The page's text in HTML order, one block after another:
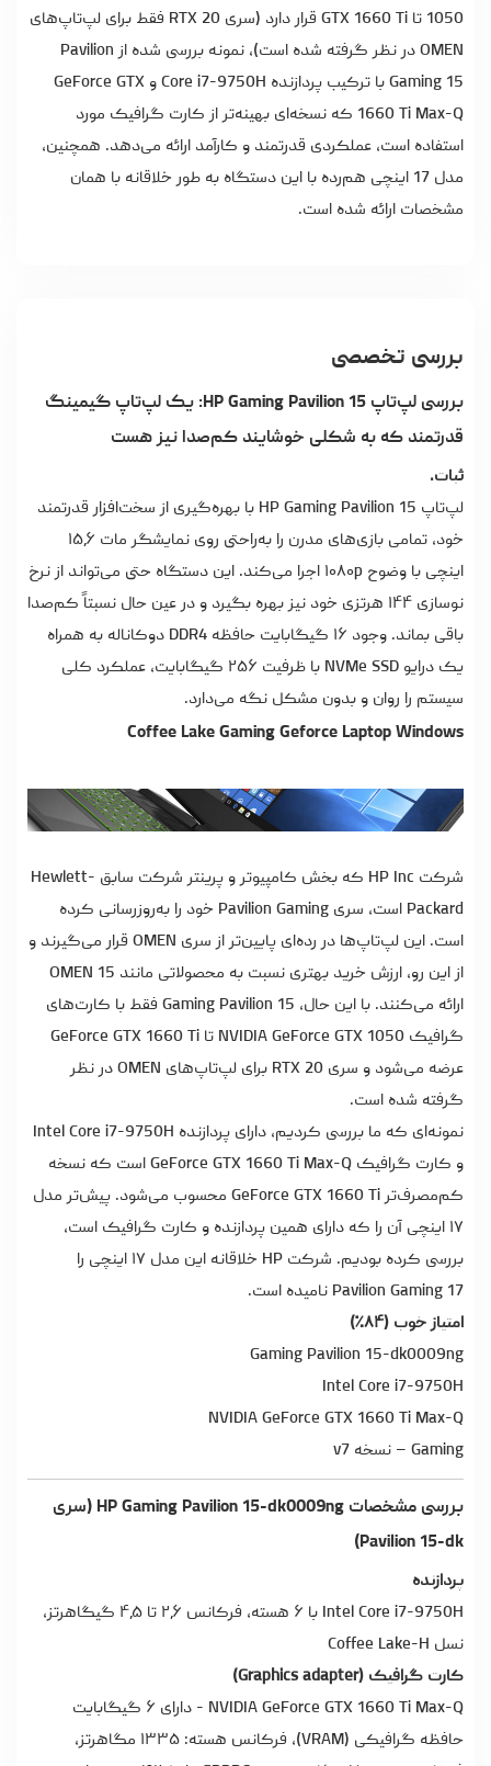
1050 تا GTX 1660 Ti قرار دارد (سری RTX 20 فقط برای لپ‌تاپ‌های
OMEN در نظر گرفته شده است)، نمونه بررسی شده از Pavilion
Gaming 15 با ترکیب پردازنده Core i7-9750H و GeForce GTX
1660 Ti Max-Q که نسخه‌ای بهینه‌تر از کارت گرافیک مورد
استفاده است، عملکردی قدرتمند و کارآمد ارائه می‌دهد. همچنین،
مدل 17 اینچی هم‌رده با این دستگاه به طور خلاقانه با همان
مشخصات ارائه شده است.
بررسی تخصصی
بررسی لپ‌تاپ HP Gaming Pavilion 15: یک لپ‌تاپ گیمینگ
قدرتمند که به شکلی خوشایند کم‌صدا نیز هست
ثبات.
لپ‌تاپ HP Gaming Pavilion 15 با بهره‌گیری از سخت‌افزار قدرتمند
خود، تمامی بازی‌های مدرن را به‌راحتی روی نمایشگر مات ۱۵٫۶
اینچی با وضوح ۱۰۸۰p اجرا می‌کند. این دستگاه حتی می‌تواند از نرخ
نوسازی ۱۴۴ هرتزی خود نیز بهره بگیرد و در عین حال نسبتاً کم‌صدا
باقی بماند. وجود ۱۶ گیگابایت حافظه DDR4 دوکاناله به همراه
یک درایو NVMe SSD با ظرفیت ۲۵۶ گیگابایت، عملکرد کلی
سیستم را روان و بدون مشکل نگه می‌دارد.
Coffee Lake Gaming Geforce Laptop Windows
شرکت HP Inc که بخش کامپیوتر و پرینتر شرکت سابق Hewlett-
Packard است، سری Pavilion Gaming خود را به‌روزرسانی کرده
است. این لپ‌تاپ‌ها در رده‌ای پایین‌تر از سری OMEN قرار می‌گیرند و
از این رو، ارزش خرید بهتری نسبت به محصولاتی مانند OMEN 15
ارائه می‌کنند. با این حال، Gaming Pavilion 15 فقط با کارت‌های
گرافیک NVIDIA GeForce GTX 1050 تا GeForce GTX 1660 Ti
عرضه می‌شود و سری RTX 20 برای لپ‌تاپ‌های OMEN در نظر
گرفته شده است.
نمونه‌ای که ما بررسی کردیم، دارای پردازنده Intel Core i7-9750H
و کارت گرافیک GeForce GTX 1660 Ti Max-Q است که نسخه
کم‌مصرف‌تر GeForce GTX 1660 Ti محسوب می‌شود. پیش‌تر مدل
۱۷ اینچی آن را که دارای همین پردازنده و کارت گرافیک است،
بررسی کرده بودیم. شرکت HP خلاقانه این مدل ۱۷ اینچی را
Pavilion Gaming 17 نامیده است.
امتیاز خوب (۸۴٪)
Gaming Pavilion 15-dk0009ng
Intel Core i7-9750H
NVIDIA GeForce GTX 1660 Ti Max-Q
Gaming – نسخه v7
بررسی مشخصات HP Gaming Pavilion 15-dk0009ng (سری
Pavilion 15-dk)
پردازنده
Intel Core i7-9750H با ۶ هسته، فرکانس ۲٫۶ تا ۴٫۵ گیگاهرتز،
نسل Coffee Lake-H
کارت گرافیک (Graphics adapter)
NVIDIA GeForce GTX 1660 Ti Max-Q - دارای ۶ گیگابایت
حافظه گرافیکی (VRAM)، فرکانس هسته: ۱۳۳۵ مگاهرتز،